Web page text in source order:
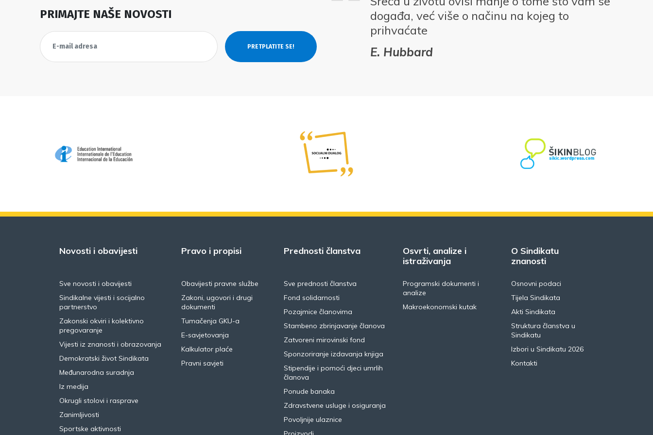
PRIMAJTE NAŠE NOVOSTI
događa, već više o načinu na kojeg to
prihvaćate
E. Hubbard
Novosti i obavijesti
Sve novosti i obavijesti
Sindikalne vijesti i socijalno
partnerstvo
Zakonski okviri i kolektivno
pregovaranje
Vijesti iz znanosti i obrazovanja
Demokratski život Sindikata
Međunarodna suradnja
Iz medija
Okrugli stolovi i rasprave
Zanimljivosti
Sportske aktivnosti
Pravo i propisi
Obavijesti pravne službe
Zakoni, ugovori i drugi
dokumenti
Tumačenja GKU-a
E-savjetovanja
Kalkulator plaće
Pravni savjeti
Prednosti članstva
Sve prednosti članstva
Fond solidarnosti
Pozajmice članovima
Stambeno zbrinjavanje članova
Zatvoreni mirovinski fond
Sponzoriranje izdavanja knjiga
Stipendije i pomoći djeci umrlih
članova
Ponude banaka
Zdravstvene usluge i osiguranja
Povoljnije ulaznice
Osvrti, analize i
istraživanja
Programski dokumenti i
analize
Makroekonomski kutak
O Sindikatu
znanosti
Osnovni podaci
Tijela Sindikata
Akti Sindikata
Struktura članstva u
Sindikatu
Izbori u Sindikatu 2026
Kontakti